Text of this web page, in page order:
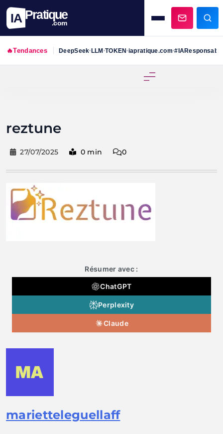
IA Pratique
.com
🔥Tendances DeepSeek•LLM•TOKEN•iapratique.com•#IAResponsable
reztune
27/07/2025 0 min 0
Résumer avec :
ChatGPT
Perplexity
Claude
marietteleguellaff